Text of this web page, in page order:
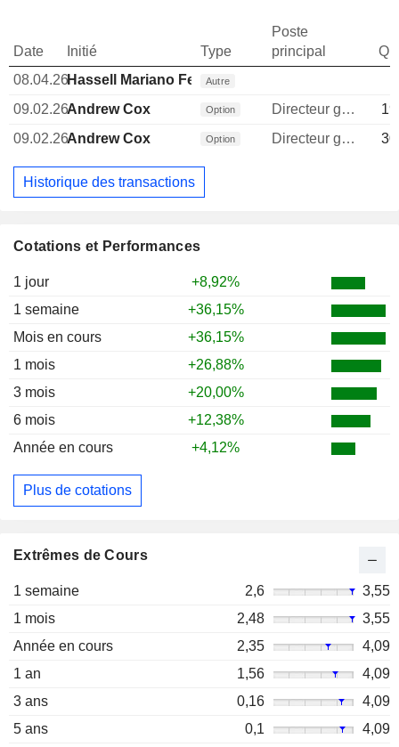
Cotations et Performances
1 jour
+8,92%
1 semaine
+36,15%
Mois en cours
+36,15%
1 mois
+26,88%
3 mois
+20,00%
6 mois
+12,38%
Année en cours
+4,12%
Plus de cotations
Extrêmes de Cours
1 semaine 2,6
3,55
1 mois
2,48
3,55
Année en cours
2,35
4,09
1 an
1,56
4,09
3 ans
0,16
4,09
5 ans
0,1
4,09
Date Initié Type
Poste
principal
08.04.26Hassell Mariano Felipe Alarco
Autre
09.02.26Andrew Cox Option Directeur general
09.02.26Andrew Cox Option Directeur general
Historique des transactions